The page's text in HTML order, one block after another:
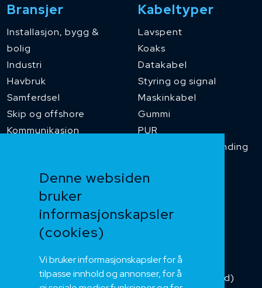
Denne websiden
bruker
informasjonskapsler
(cookies)
Vi bruker informasjonskapsler for å
tilpasse innhold og annonser, for å
Bransjer
Installasjon, bygg &
bolig
Industri
Havbruk
Samferdsel
Skip og offshore
Kommunikasjon
Kabeltyper
Lavspent
Koaks
Datakabel
Styring og signal
Maskinkabel
Gummi
PUR
Temperaturbestanding
Heis og kran
Kategorikabel
Installasjonskabel
Kombikabel (Hybrid)